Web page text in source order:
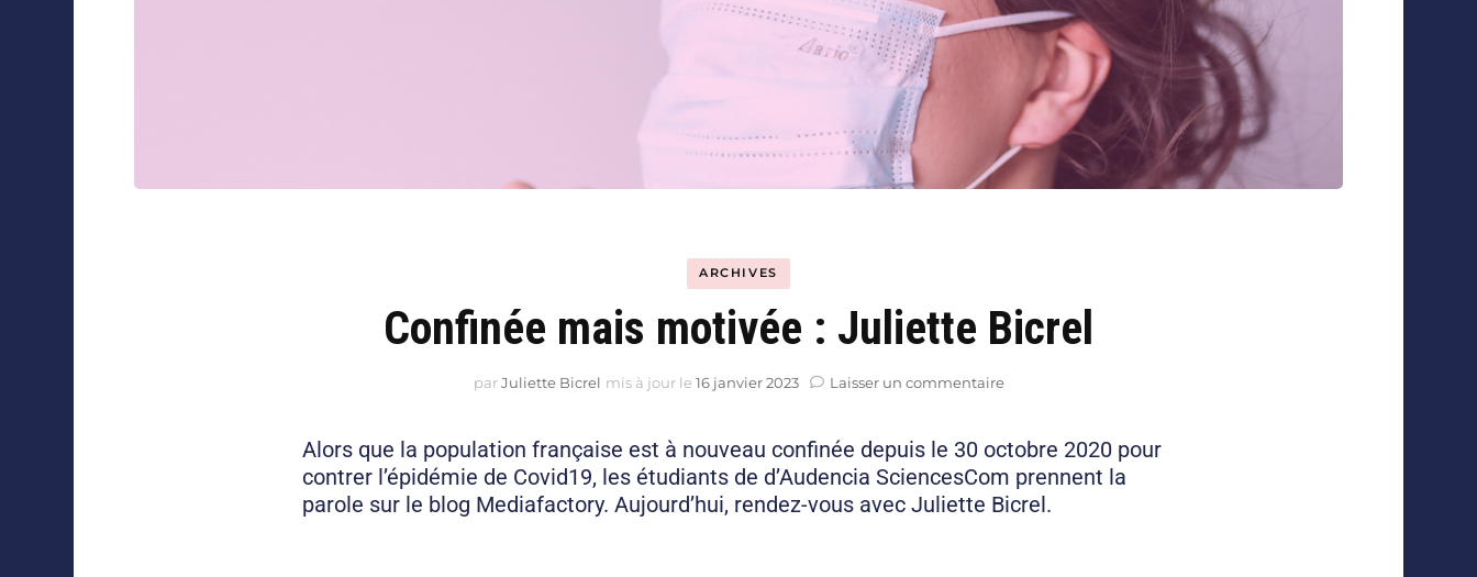
ARCHIVES
Confinée mais motivée : Juliette Bicrel
parJuliette Bicrel mis à jour le 16 janvier 2023 Laisser un commentaire
Alors que la population française est à nouveau confinée depuis le 30 octobre 2020 pour
contrer l’épidémie de Covid19, les étudiants de d’Audencia SciencesCom prennent la
parole sur le blog Mediafactory. Aujourd’hui, rendez-vous avec Juliette Bicrel.